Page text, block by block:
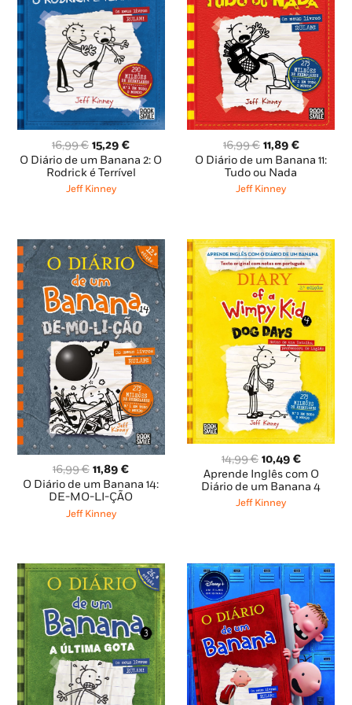
16,99€ O
preço
original
era:
15,29€O
preço
atual
O Diário de um Banana 2: O
Rodrick é Terrível
Jeff Kinney
16,99€ O
preço
original
era:
11,89 €O
preço
O Diário de um Banana 11:
Tudo ou Nada
Jeff Kinney
16,99€ O
preço
original
era:
11,89€O
preço
atual
O Diário de um Banana 14:
DE-MO-LI-ÇÃO
Jeff Kinney
14,99€ O
preço
original
era:
10,49 €O
preço
atual
Aprende Inglês com O
Diário de um Banana 4
Jeff Kinney